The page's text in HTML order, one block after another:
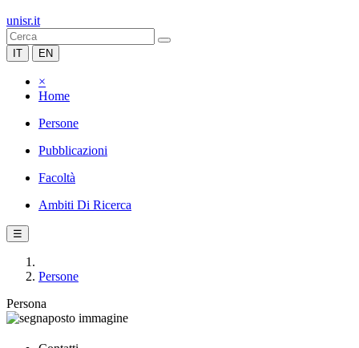
unisr.it
IT EN
×
Home
Persone
Pubblicazioni
Facoltà
Ambiti Di Ricerca
☰
Persone
Persona